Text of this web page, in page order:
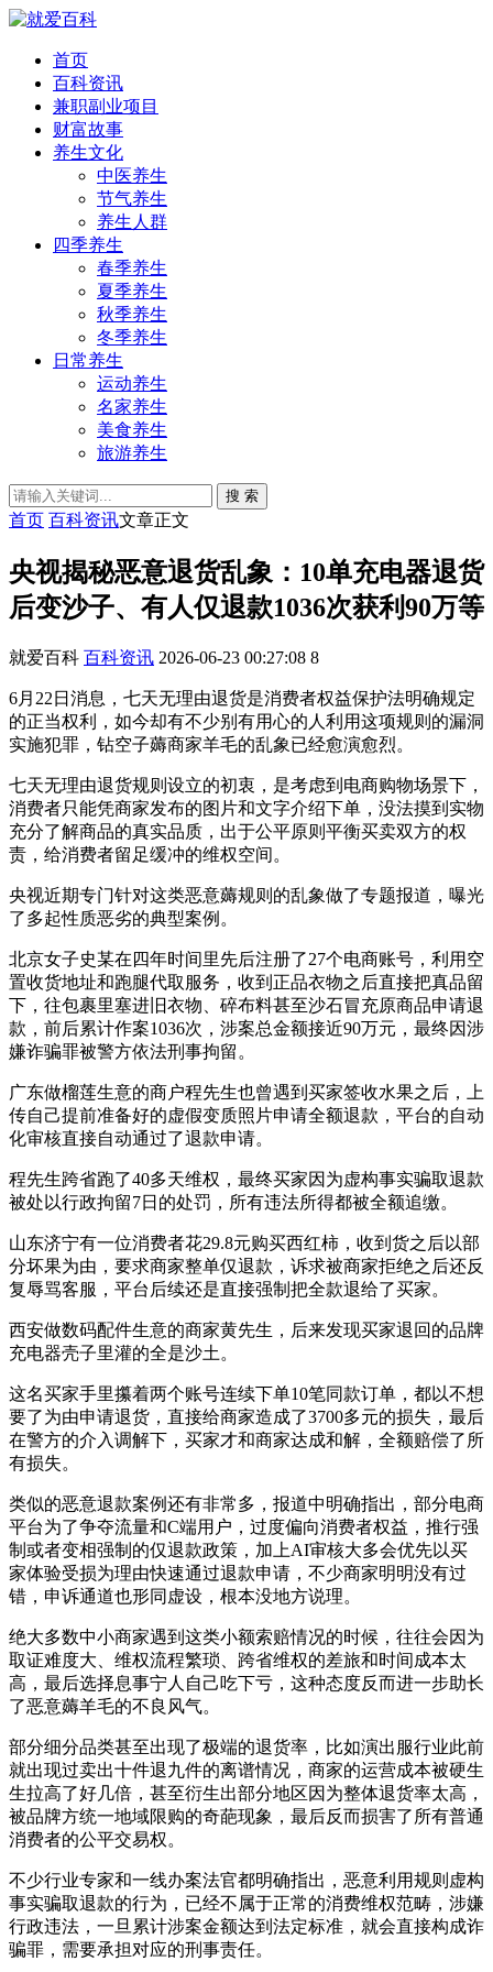
首页
百科资讯
兼职副业项目
财富故事
养生文化
中医养生
节气养生
养生人群
四季养生
春季养生
夏季养生
秋季养生
冬季养生
日常养生
运动养生
名家养生
美食养生
旅游养生
搜 索
首页 百科资讯文章正文
央视揭秘恶意退货乱象：10单充电器退货
后变沙子、有人仅退款1036次获利90万等
就爱百科 百科资讯 2026-06-23 00:27:08 8
6月22日消息，七天无理由退货是消费者权益保护法明确规定
的正当权利，如今却有不少别有用心的人利用这项规则的漏洞
实施犯罪，钻空子薅商家羊毛的乱象已经愈演愈烈。
七天无理由退货规则设立的初衷，是考虑到电商购物场景下，
消费者只能凭商家发布的图片和文字介绍下单，没法摸到实物
充分了解商品的真实品质，出于公平原则平衡买卖双方的权
责，给消费者留足缓冲的维权空间。
央视近期专门针对这类恶意薅规则的乱象做了专题报道，曝光
了多起性质恶劣的典型案例。
北京女子史某在四年时间里先后注册了27个电商账号，利用空
置收货地址和跑腿代取服务，收到正品衣物之后直接把真品留
下，往包裹里塞进旧衣物、碎布料甚至沙石冒充原商品申请退
款，前后累计作案1036次，涉案总金额接近90万元，最终因涉
嫌诈骗罪被警方依法刑事拘留。
广东做榴莲生意的商户程先生也曾遇到买家签收水果之后，上
传自己提前准备好的虚假变质照片申请全额退款，平台的自动
化审核直接自动通过了退款申请。
程先生跨省跑了40多天维权，最终买家因为虚构事实骗取退款
被处以行政拘留7日的处罚，所有违法所得都被全额追缴。
山东济宁有一位消费者花29.8元购买西红柿，收到货之后以部
分坏果为由，要求商家整单仅退款，诉求被商家拒绝之后还反
复辱骂客服，平台后续还是直接强制把全款退给了买家。
西安做数码配件生意的商家黄先生，后来发现买家退回的品牌
充电器壳子里灌的全是沙土。
这名买家手里攥着两个账号连续下单10笔同款订单，都以不想
要了为由申请退货，直接给商家造成了3700多元的损失，最后
在警方的介入调解下，买家才和商家达成和解，全额赔偿了所
有损失。
类似的恶意退款案例还有非常多，报道中明确指出，部分电商
平台为了争夺流量和C端用户，过度偏向消费者权益，推行强
制或者变相强制的仅退款政策，加上AI审核大多会优先以买
家体验受损为理由快速通过退款申请，不少商家明明没有过
错，申诉通道也形同虚设，根本没地方说理。
绝大多数中小商家遇到这类小额索赔情况的时候，往往会因为
取证难度大、维权流程繁琐、跨省维权的差旅和时间成本太
高，最后选择息事宁人自己吃下亏，这种态度反而进一步助长
了恶意薅羊毛的不良风气。
部分细分品类甚至出现了极端的退货率，比如演出服行业此前
就出现过卖出十件退九件的离谱情况，商家的运营成本被硬生
生拉高了好几倍，甚至衍生出部分地区因为整体退货率太高，
被品牌方统一地域限购的奇葩现象，最后反而损害了所有普通
消费者的公平交易权。
不少行业专家和一线办案法官都明确指出，恶意利用规则虚构
事实骗取退款的行为，已经不属于正常的消费维权范畴，涉嫌
行政违法，一旦累计涉案金额达到法定标准，就会直接构成诈
骗罪，需要承担对应的刑事责任。